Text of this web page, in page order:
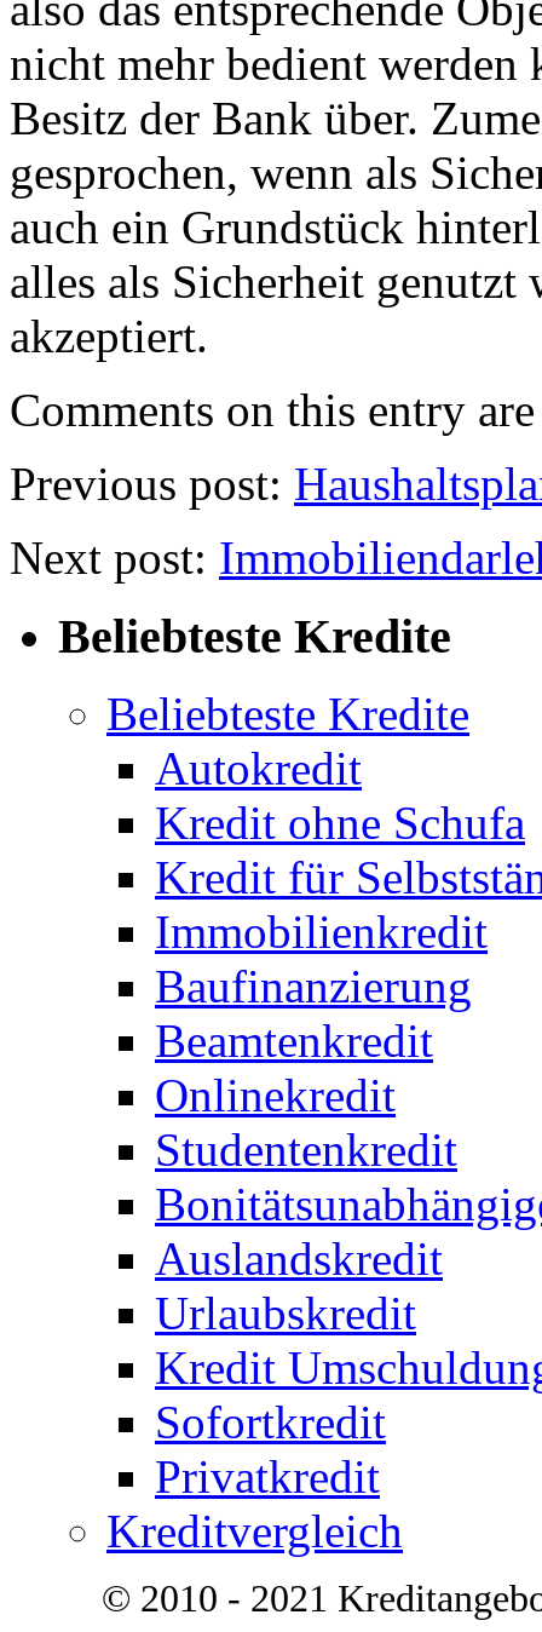
nicht mehr bedient werden
Besitz der Bank über.
gesprochen, wenn als
auch ein Grundstück
alles als Sicherheit genutzt
akzeptiert.
Comments on this entry
Previous post:
Next post:
Beliebteste Kredite
Beliebteste Kredite
Autokredit
Kredit ohne Schufa
Kredit für
Immobilienkredit
Baufinanzierung
Beamtenkredit
Onlinekredit
Studentenkredit
Auslandskredit
Urlaubskredit
Kredit
Sofortkredit
Privatkredit
Kreditvergleich
© 2010 - 2021